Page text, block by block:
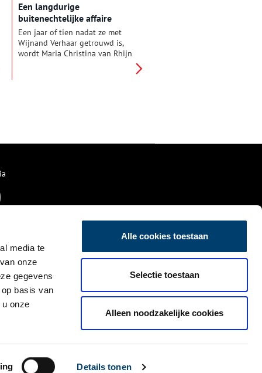
media te
onze
gegevens
basis van
u onze
Details tonen
Alle cookies toestaan
Selectie toestaan
Alleen noodzakelijke cookies
Een langdurige
buitenechtelijke affaire
Een jaar of tien nadat ze met
Wijnand Verhaar getrouwd is,
wordt Maria Christina van Rhijn